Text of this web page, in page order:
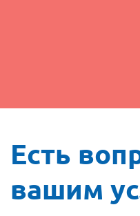
Есть
вашим